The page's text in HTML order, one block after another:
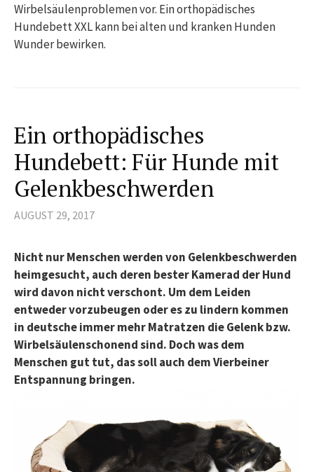
Wirbelsäulenproblemen vor. Ein orthopädisches
Hundebett XXL kann bei alten und kranken Hunden
Wunder bewirken.
Ein orthopädisches
Hundebett: Für Hunde mit
Gelenkbeschwerden
AUGUST 29, 2017
Nicht nur Menschen werden von Gelenkbeschwerden
heimgesucht, auch deren bester Kamerad der Hund
wird davon nicht verschont. Um dem Leiden
entweder vorzubeugen oder es zu lindern kommen
in deutsche immer mehr Matratzen die Gelenk bzw.
Wirbelsäulenschonend sind. Doch was dem
Menschen gut tut, das soll auch dem Vierbeiner
Entspannung bringen.